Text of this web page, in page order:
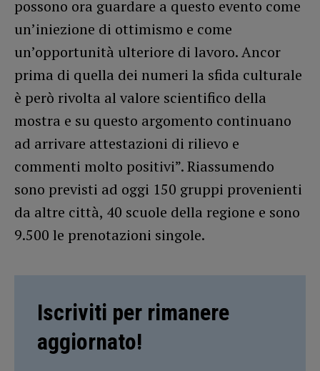
possono ora guardare a questo evento come
un’iniezione di ottimismo e come
un’opportunità ulteriore di lavoro. Ancor
prima di quella dei numeri la sfida culturale
è però rivolta al valore scientifico della
mostra e su questo argomento continuano
ad arrivare attestazioni di rilievo e
commenti molto positivi”. Riassumendo
sono previsti ad oggi 150 gruppi provenienti
da altre città, 40 scuole della regione e sono
9.500 le prenotazioni singole.
Iscriviti per rimanere
aggiornato!